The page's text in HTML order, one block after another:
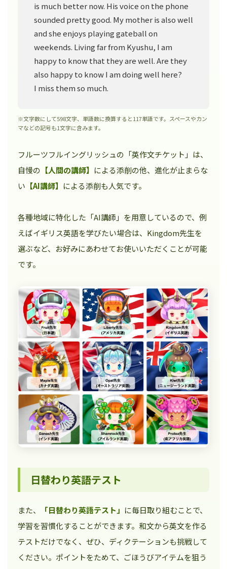
is much better now. His voice on the phone
sounded pretty good. My mother is also well
and she enjoys playing gateball on
weekends. Living far from Kyushu, I am
happy to know that they are well. Are they
also happy to know I am doing well here?
I miss them so much.
※文字数にして598文字、単語数に換算すると117単語です。スペースやカン
マなどの記号も1文字に含みます。
フルーツフルイングリッシュの「英作文チケット」は、
自慢の 【人間の講師】 による添削の他、進化が止まらな
い 【AI講師】 による添削も人気です。
各種地域に特化した「AI講師」を用意しているので、例
えばイギリス英語を学びたい場合は、Kingdom先生を
選ぶなど、お好みにあわせてお使いいただくことが可能
です。
日替わり英語テスト
また、 「日替わり英語テスト」 に毎日取り組むことで、
学習を習慣化することができます。和文から英文を作る
テストだけでなく、ぜひ、ディクテーションも挑戦して
ください。ポイントをためて、ごほうびアイテムを狙う